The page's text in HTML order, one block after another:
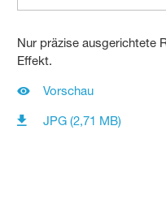
Nur präzise ausgerichtete
Effekt.
Vorschau
JPG (2,71 MB)